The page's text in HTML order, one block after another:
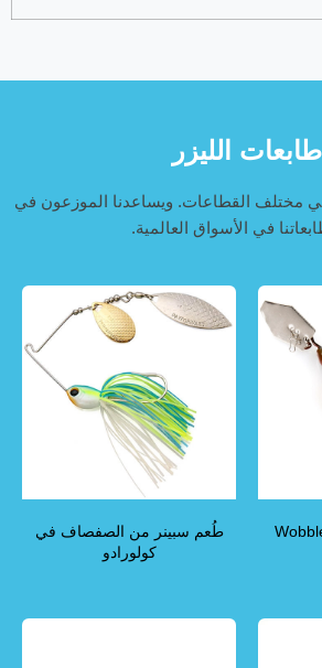
طابعات الليزر
مختلف القطاعات. ويساعدنا الموزعون في
في الأسواق العالمية.
طُعم سبينر من الصفصاف في
كولورادو